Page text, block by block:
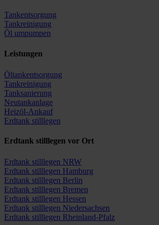
Tankentsorgung
Tankreinigung
Öl umpumpen
Leistungen
Öltankentsorgung
Tankreinigung
Tanksanierung
Neutankanlage
Heizöl-Ankauf
Erdtank stilllegen
Erdtank stilllegen vor Ort
Erdtank stilllegen NRW
Erdtank stilllegen Hamburg
Erdtank stilllegen Berlin
Erdtank stilllegen Bremen
Erdtank stilllegen Hessen
Erdtank stilllegen Niedersachsen
Erdtank stilllegen Rheinland-Pfalz